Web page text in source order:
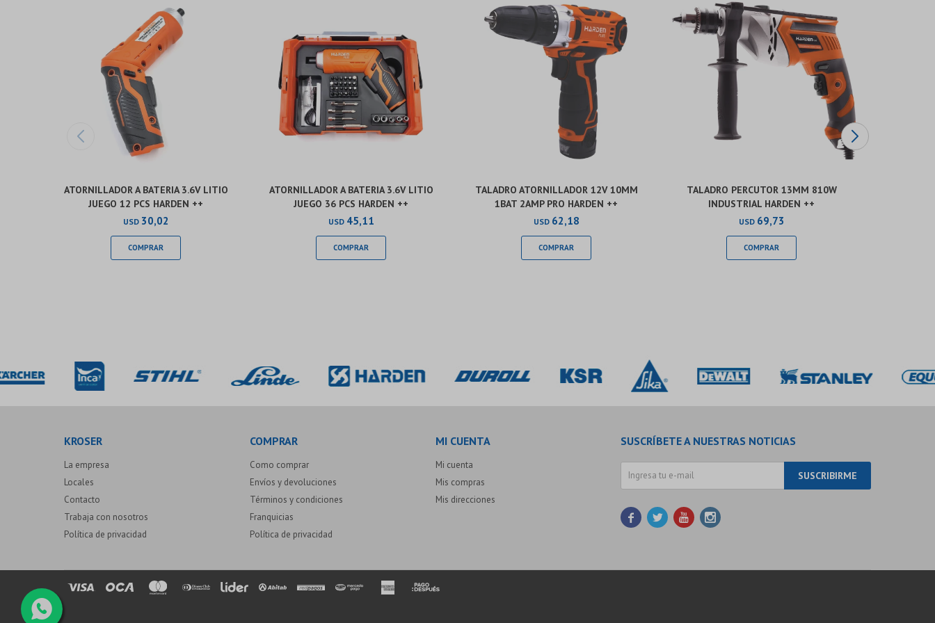
ATORNILLADOR A BATERIA 3.6V LITIO
JUEGO 12 PCS HARDEN ++
USD 30,02
ATORNILLADOR A BATERIA 3.6V LITIO
JUEGO 36 PCS HARDEN ++
USD 45,11
TALADRO ATORNILLADOR 12V 10MM
1BAT 2AMP PRO HARDEN ++
USD 62,18
TALADRO PERCUTOR 13MM 810W
INDUSTRIAL HARDEN ++
USD 69,73
KROSER
La empresa
Locales
Contacto
Trabaja con nosotros
Política de privacidad
COMPRAR
Como comprar
Envíos y devoluciones
Términos y condiciones
Franquicias
Política de privacidad
MI CUENTA
Mi cuenta
Mis compras
Mis direcciones
SUSCRÍBETE A NUESTRAS NOTICIAS
SUSCRIBIRME
   